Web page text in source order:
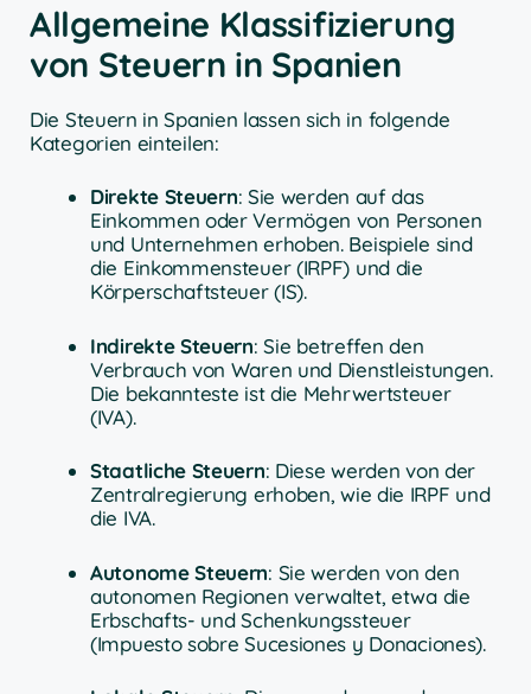
Allgemeine Klassifizierung
von Steuern in Spanien
Die Steuern in Spanien lassen sich in folgende
Kategorien einteilen:
Direkte Steuern: Sie werden auf das
Einkommen oder Vermögen von Personen
und Unternehmen erhoben. Beispiele sind
die Einkommensteuer (IRPF) und die
Körperschaftsteuer (IS).
Indirekte Steuern: Sie betreffen den
Verbrauch von Waren und Dienstleistungen.
Die bekannteste ist die Mehrwertsteuer
(IVA).
Staatliche Steuern: Diese werden von der
Zentralregierung erhoben, wie die IRPF und
die IVA.
Autonome Steuern: Sie werden von den
autonomen Regionen verwaltet, etwa die
Erbschafts- und Schenkungssteuer
(Impuesto sobre Sucesiones y Donaciones).